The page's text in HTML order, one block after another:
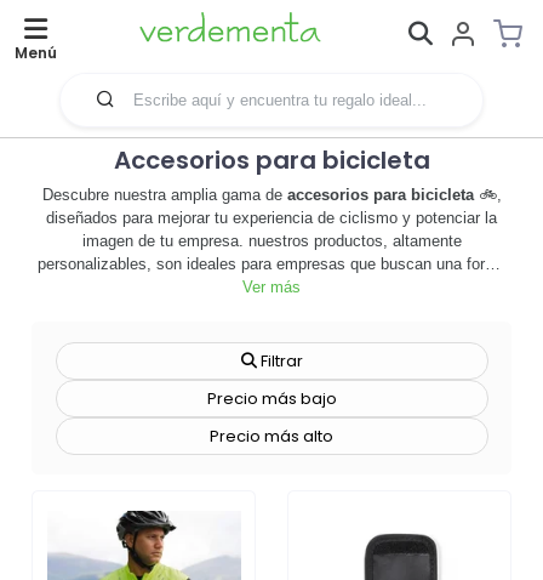
Menú
Accesorios para bicicleta
Descubre nuestra amplia gama de accesorios para bicicleta🚲,
diseñados para mejorar tu experiencia de ciclismo y potenciar la
imagen de tu empresa. nuestros productos, altamente
personalizables, son ideales para empresas que buscan una forma
innovadora y ecológica de promocionar su marca. desde luces de
los valores de tu empresa. los accesorios para bicicleta no solo
aumentan la funcionalidad y seguridad de tu bicicleta, sino que
también te permiten expresar tu identidad de marca de una manera
personalización, puedes plasmar tu logotipo o mensaje en cada
descubre cómo puedes transformar cada viaje en una oportunidad
de promoción. 🚀
¡haz clic aquí y empieza a personalizar tus
accesorios para bicicleta ahora!
Ver más
Filtrar
Precio más bajo
Precio más alto